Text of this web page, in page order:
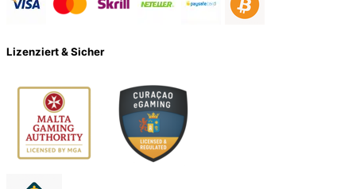
Lizenziert & Sicher